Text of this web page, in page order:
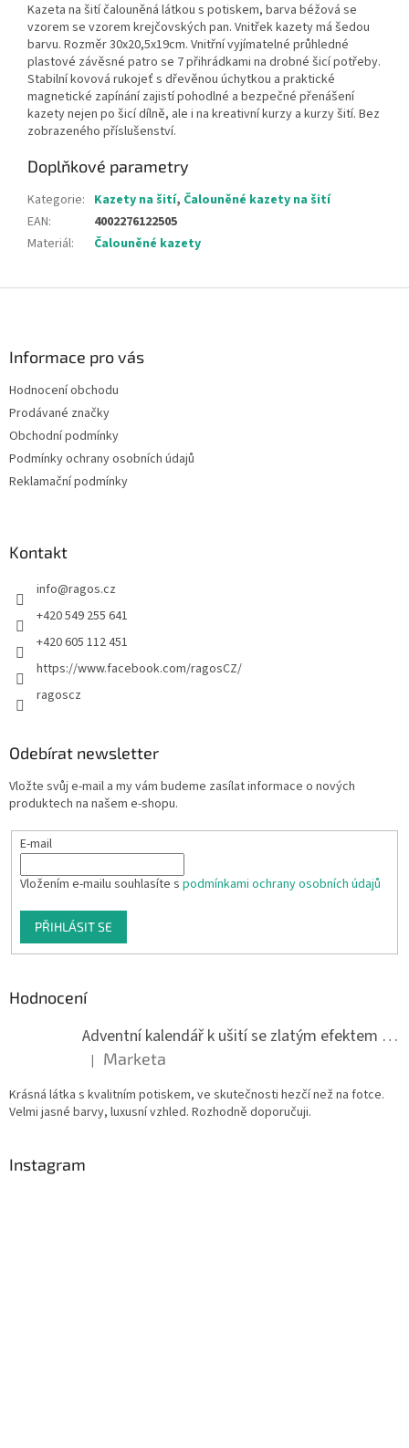
Kazeta na šitíčalouněná látkou s potiskem, barva béžová se
vzorem se vzorem krejčovských pan. Vnitřek kazety má šedou
barvu. Rozměr 30x20,5x19cm. Vnitřní vyjímatelné průhledné
plastové závěsné patro se 7 přihrádkami na drobné šicí potřeby.
Stabilní kovová rukojeť s dřevěnou úchytkou a praktické
magnetické zapínání zajistí pohodlné a bezpečné přenášení
kazety nejen po šicí dílně, ale i na kreativní kurzy a kurzy šití. Bez
zobrazeného příslušenství.
Doplňkové parametry
Kategorie: Kazety na šití, Čalouněné kazety na šití
EAN:
4002276122505
Materiál: Čalouněné kazety
Informace pro vás
Hodnocení obchodu
Prodávané značky
Obchodní podmínky
Podmínky ochrany osobních údajů
Reklamační podmínky
Kontakt
info@ragos.cz
+420 549 255 641
+420 605 112 451
https://www.facebook.com/ragosCZ/
ragoscz
Odebírat newsletter
Vložte svůj e-mail a my vám budeme zasílat informace o nových
produktech na našem e-shopu.
E-mail
Vložením e-mailu souhlasíte s podmínkami ochrany osobních údajů
PŘIHLÁSIT SE
Hodnocení
Adventní kalendář k ušití se zlatým efektem 042Q
Hodnocení produktu je 5 z 5 hvězdiček.
| Marketa
Krásná látka s kvalitním potiskem, ve skutečnosti hezčí než na fotce.
Velmi jasné barvy, luxusní vzhled. Rozhodně doporučuji.
Instagram